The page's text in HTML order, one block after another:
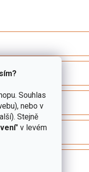
Souhlas
nebo v
Stejně
" v levém